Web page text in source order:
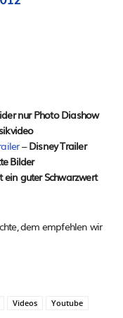
nur Photo Diashow
–Disney Trailer
Bilder
ein guter Schwarzwert
dem empfehlen wir
Videos Youtube